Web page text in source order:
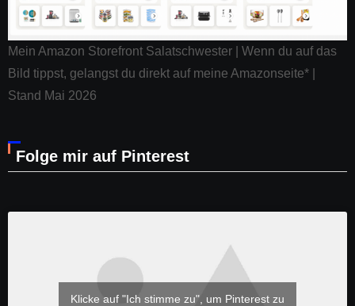
Mein Amazon Storefront Salatschwester | Wenn du auf das
Bild tippst, gelangst du direkt auf meine Amazonseite* |
Stand Mai 2026
Folge mir auf Pinterest
Klicke auf "Ich stimme zu", um Pinterest zu